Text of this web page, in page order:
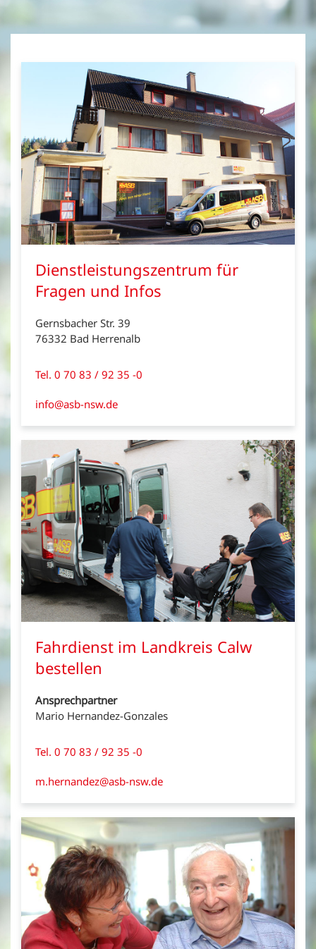
Dienstleistungszentrum für
Fragen und Infos
Gernsbacher Str. 39
76332 Bad Herrenalb
Tel. 0 70 83 / 92 35 -0
info@asb-nsw.de
Fahrdienst im Landkreis Calw
bestellen
Ansprechpartner
Mario Hernandez-Gonzales
Tel. 0 70 83 / 92 35 -0
m.hernandez@asb-nsw.de